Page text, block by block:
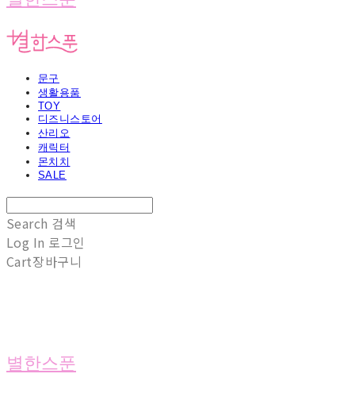
문구
생활용품
TOY
디즈니스토어
산리오
캐릭터
몬치치
SALE
Search 검색
Log In 로그인
Cart장바구니
별한스푼